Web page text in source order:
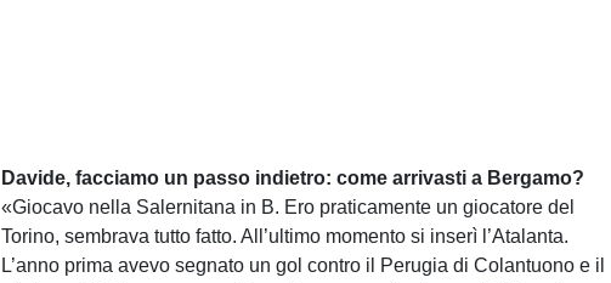
Davide, facciamo un passo indietro: come arrivasti a Bergamo?
«Giocavo nella Salernitana in B. Ero praticamente un giocatore del
Torino, sembrava tutto fatto. All’ultimo momento si inserì l’Atalanta.
L’anno prima avevo segnato un gol contro il Perugia di Colantuono e il